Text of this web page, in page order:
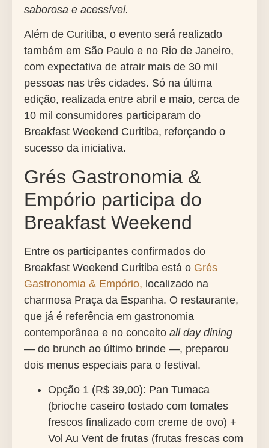
saborosa e acessível.
Além de Curitiba, o evento será realizado
também em São Paulo e no Rio de Janeiro,
com expectativa de atrair mais de 30 mil
pessoas nas três cidades. Só na última
edição, realizada entre abril e maio, cerca de
10 mil consumidores participaram do
Breakfast Weekend Curitiba, reforçando o
sucesso da iniciativa.
Grés Gastronomia &
Empório participa do
Breakfast Weekend
Entre os participantes confirmados do
Breakfast Weekend Curitiba está o Grés
Gastronomia & Empório, localizado na
charmosa Praça da Espanha. O restaurante,
que já é referência em gastronomia
contemporânea e no conceito all day dining
— do brunch ao último brinde —, preparou
dois menus especiais para o festival.
Opção 1 (R$ 39,00): Pan Tumaca
(brioche caseiro tostado com tomates
frescos finalizado com creme de ovo) +
Vol Au Vent de frutas (frutas frescas com